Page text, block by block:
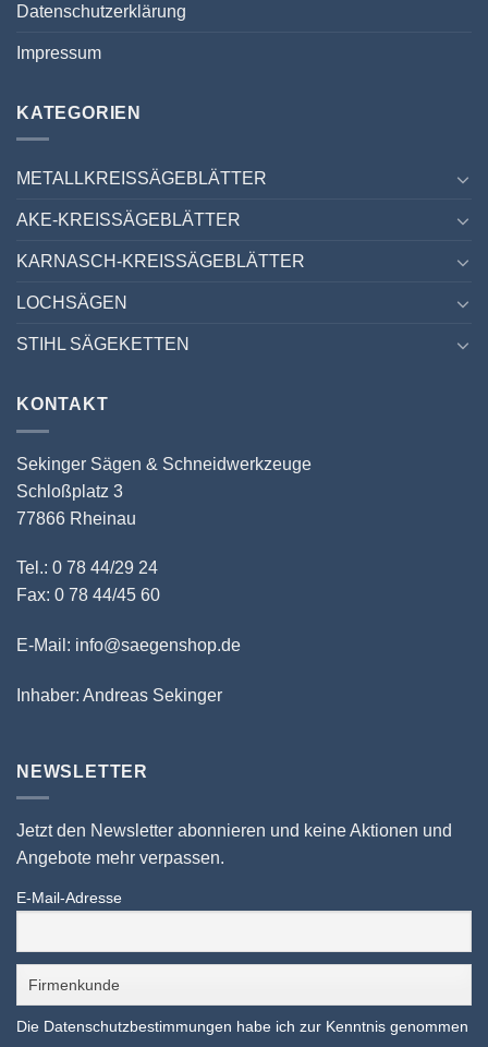
Datenschutzerklärung
Impressum
KATEGORIEN
METALLKREISSÄGEBLÄTTER
AKE-KREISSÄGEBLÄTTER
KARNASCH-KREISSÄGEBLÄTTER
LOCHSÄGEN
STIHL SÄGEKETTEN
KONTAKT
Sekinger Sägen & Schneidwerkzeuge
Schloßplatz 3
77866 Rheinau
Tel.: 0 78 44/29 24
Fax: 0 78 44/45 60
E-Mail: info@saegenshop.de
Inhaber: Andreas Sekinger
NEWSLETTER
Jetzt den Newsletter abonnieren und keine Aktionen und
Angebote mehr verpassen.
E-Mail-Adresse
Die Datenschutzbestimmungen habe ich zur Kenntnis genommen